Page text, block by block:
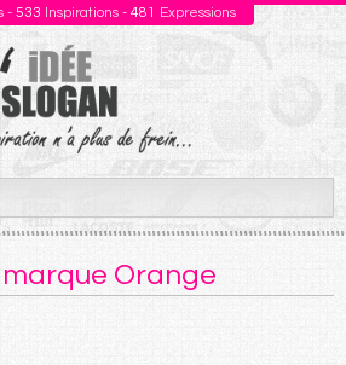
- 533 Inspirations - 481 Expressions
Orange